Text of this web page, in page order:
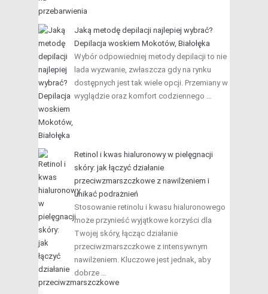
Jaką metodę depilacji najlepiej wybrać?
Depilacja woskiem Mokotów, Białołęka
Wybór odpowiedniej metody depilacji to nie
lada wyzwanie, zwłaszcza gdy na rynku
dostępnych jest tak wiele opcji. Przemiany w
wyglądzie oraz komfort codziennego …
Retinol i kwas hialuronowy w pielęgnacji
skóry: jak łączyć działanie
przeciwzmarszczkowe z nawilżeniem i
unikać podrażnień
Stosowanie retinolu i kwasu hialuronowego
może przynieść wyjątkowe korzyści dla
Twojej skóry, łącząc działanie
przeciwzmarszczkowe z intensywnym
nawilżeniem. Kluczowe jest jednak, aby
dobrze …